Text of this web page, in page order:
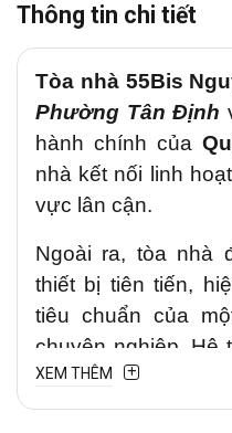
Thông tin chi tiết
Tòa nhà 55Bis
Phường Tân Định
hành chính của
nhà kết nối linh
vực lân cận.
Ngoài ra, tòa nhà
thiết bị tiên tiến,
tiêu chuẩn của
chuyên nghiệp. Hệ
phù hợp với nhu
doanh nghiệp trong
XEM THÊM